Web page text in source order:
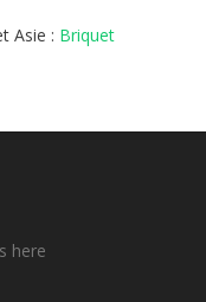
Asie : Briquet
here